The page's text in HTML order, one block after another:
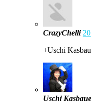
CrazyChelli
+Uschi
Uschi